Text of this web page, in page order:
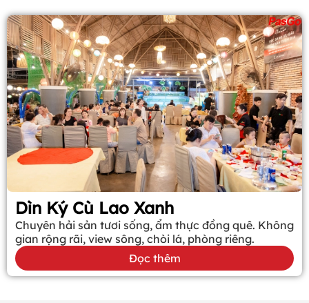
Dìn Ký Cù Lao Xanh
Chuyên hải sản tươi sống, ẩm thực đồng quê. Không
gian rộng rãi, view sông, chòi lá, phòng riêng.
Đọc thêm